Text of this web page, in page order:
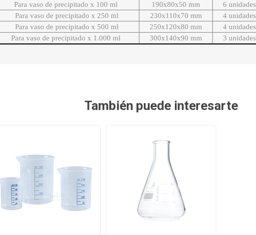
Para vaso de precipitado x 100 ml 190x80x50 mm
6 unidades
Para vaso de precipitado x 250 ml 230x110x70 mm
4 unidades
Para vaso de precipitado x 500 ml 250x120x80 mm
4 unidades
Para vaso de precipitado x 1.000 ml 300x140x90 mm 3 unidades
También puede interesarte